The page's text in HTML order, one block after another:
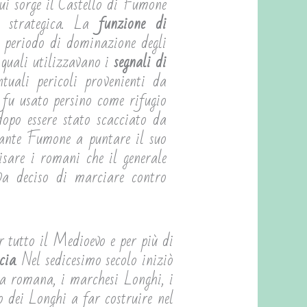
strategica. Lafunzione di
di dominazione degli
utilizzavano isegnali di
pericoli provenienti da
usato persino come rifugio
essere stato scacciato da
Fumone a puntare il suo
i romani che il generale
deciso di marciare contro
tutto il Medioevo e per più di
. Nel sedicesimo secolo iniziò
romana, i marchesi Longhi, i
dei Longhi a far costruire nel